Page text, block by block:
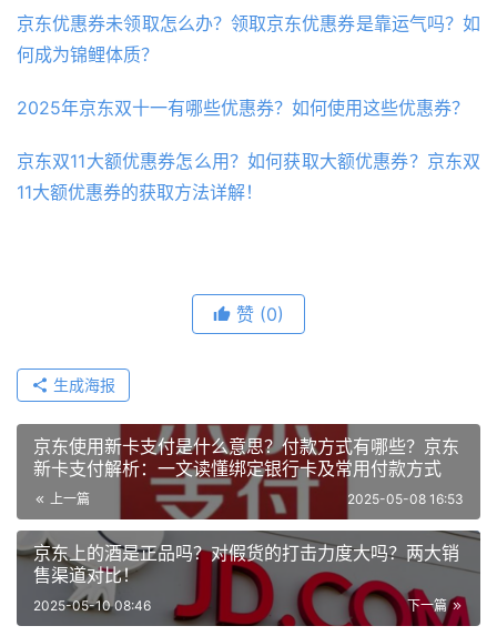
京东优惠券未领取怎么办？领取京东优惠券是靠运气吗？如
何成为锦鲤体质？
2025年京东双十一有哪些优惠券？如何使用这些优惠券？
京东双11大额优惠券怎么用？如何获取大额优惠券？京东双
11大额优惠券的获取方法详解！
赞 (0)
生成海报
京东使用新卡支付是什么意思？付款方式有哪些？京东
新卡支付解析：一文读懂绑定银行卡及常用付款方式
上一篇 2025-05-08 16:53
京东上的酒是正品吗？对假货的打击力度大吗？两大销
售渠道对比！
下一篇
2025-05-10 08:46